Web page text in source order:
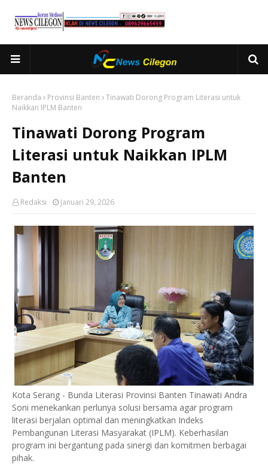
Beranda Provinsi Banten
Tinawati Dorong Program Literasi untuk
Naikkan IPLM Banten
Tinawati Dorong Program
Literasi untuk Naikkan IPLM
Banten
Redaksi Januari 29, 2026
Kota Serang - Bunda Literasi Provinsi Banten Tinawati Andra
Soni menekankan perlunya solusi bersama agar program
literasi berjalan optimal dan meningkatkan Indeks
Pembangunan Literasi Masyarakat (IPLM). Keberhasilan
program ini bergantung pada sinergi dan komitmen berbagai
pihak.